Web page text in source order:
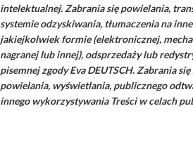
intelektualnej. Zabrania się powielania,
systemie odzyskiwania, tłumaczenia na
jakiejkolwiek formie (elektronicznej,
nagranej lub innej), odsprzedaży lub
pisemnej zgody Eva DEUTSCH. Zabrania
powielania, wyświetlania, publicznego
innego wykorzystywania Treści w celach